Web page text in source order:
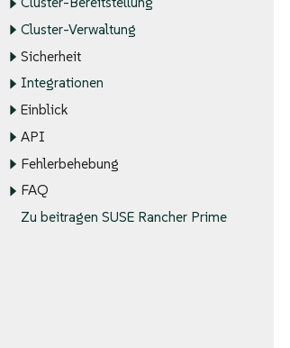
Cluster-Verwaltung
Sicherheit
Integrationen
Einblick
API
Fehlerbehebung
FAQ
Zu beitragen SUSE Rancher Prime